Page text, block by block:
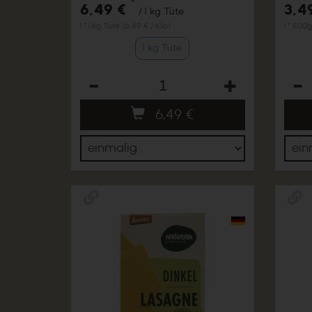
6,49 € *
/ 1 kg Tüte
1 kg Tüte
6,49 €